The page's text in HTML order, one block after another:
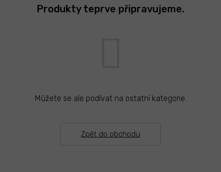
Produkty teprve připravujeme.
Můžete se ale podívat na ostatní kategorie.
Zpět do obchodu